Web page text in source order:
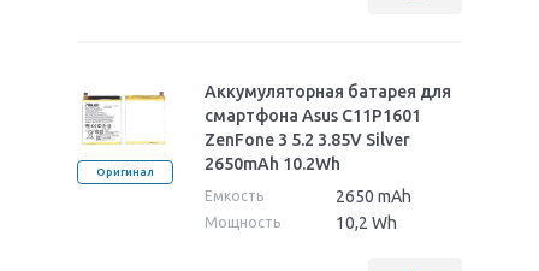
Оригинал
Аккумуляторная батарея для
смартфона Asus C11P1601
ZenFone 3 5.2 3.85V Silver
2650mAh 10.2Wh
Емкость 2650 mAh
Мощность 10,2 Wh